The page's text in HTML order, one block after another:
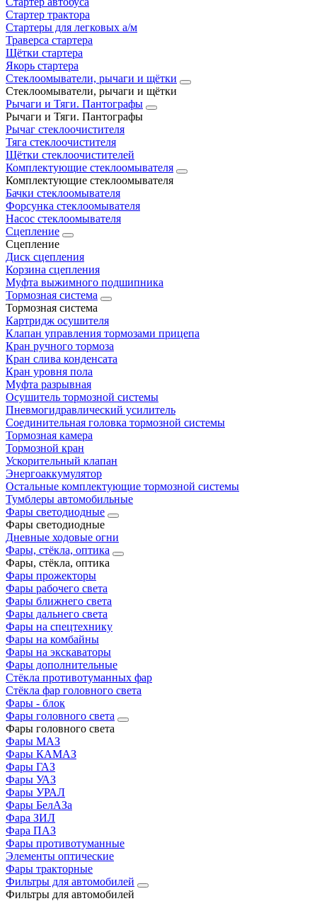
Стартер трактора
Стартеры для легковых а/м
Траверса стартера
Щётки стартера
Якорь стартера
Стеклоомыватели, рычаги и щётки
Стеклоомыватели, рычаги и щётки
Рычаги и Тяги. Пантографы
Рычаги и Тяги. Пантографы
Рычаг стеклоочистителя
Тяга стеклоочистителя
Щётки стеклоочистителей
Комплектующие стеклоомывателя
Комплектующие стеклоомывателя
Бачки стеклоомывателя
Форсунка стеклоомывателя
Насос стеклоомывателя
Сцепление
Сцепление
Диск сцепления
Корзина сцепления
Муфта выжимного подшипника
Тормозная система
Тормозная система
Картридж осушителя
Клапан управления тормозами прицепа
Кран ручного тормоза
Кран слива конденсата
Кран уровня пола
Муфта разрывная
Осушитель тормозной системы
Пневмогидравлический усилитель
Соединительная головка тормозной системы
Тормозная камера
Тормозной кран
Ускорительный клапан
Энергоаккумулятор
Остальные комплектующие тормозной системы
Тумблеры автомобильные
Фары светодиодные
Фары светодиодные
Дневные ходовые огни
Фары, стёкла, оптика
Фары, стёкла, оптика
Фары прожекторы
Фары рабочего света
Фары ближнего света
Фары дальнего света
Фары на спецтехнику
Фары на комбайны
Фары на экскаваторы
Фары дополнительные
Стёкла противотуманных фар
Стёкла фар головного света
Фары - блок
Фары головного света
Фары головного света
Фары МАЗ
Фары КАМАЗ
Фары ГАЗ
Фары УАЗ
Фары УРАЛ
Фары БелАЗа
Фара ЗИЛ
Фара ПАЗ
Фары противотуманные
Элементы оптические
Фары тракторные
Фильтры для автомобилей
Фильтры для автомобилей